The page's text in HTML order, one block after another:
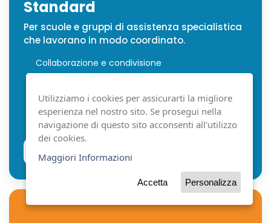
Standard
Per scuole e gruppi di assistenza specialistica
che lavorano in modo coordinato.
Collaborazione e condivisione
Pacchetto Doppia Lingua
1 formazione personalizzata
Classroom Pack
Vedi prezzi e durate
Utilizziamo i cookies per assicurarti la migliore
esperienza nel nostro sito. Se prosegui nella
navigazione di questo sito acconsenti all'utilizzo
dei cookies.
Maggiori Informazioni
Accetta Personalizza